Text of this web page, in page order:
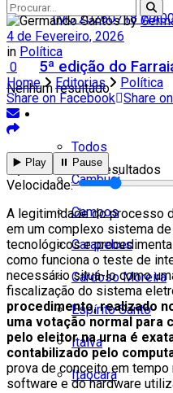
5ª edição do
Todos
Cambuci
Campos
Carapebus
Cardoso Moreira
Espírito Santo
Italva
Itaocara
Nenhum resultado
Ver todos os resultados
by
4 de Fevereiro, 2026
in Política
0
Home
Editorias
Política
Share on Facebook Share
▶️ Play ⏸️ Pause
Velocidade:
A legitimidade do processo
em um complexo sistema
tecnológicos e
como funciona o teste de
necessário situá-lo como
fiscalização do sistema
procedimento, realizado
uma votação normal para
pelo eleitor na urna é
contabilizado pelo
prova de conceito em
software e do hardware